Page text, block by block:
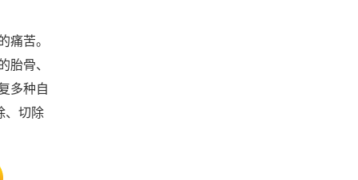
痛苦。
胎骨、
多种自
、切除